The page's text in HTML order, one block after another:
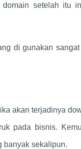
setelah itu
di gunakan
akan terjadinya
pada bisnis.
banyak sekalipun.